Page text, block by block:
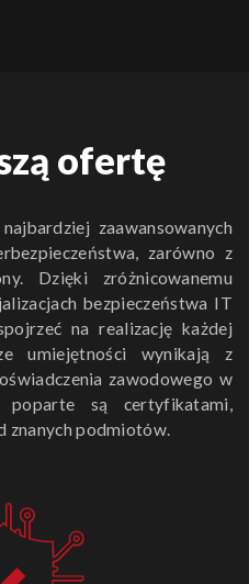
ofertę
zaawansowanych
zarówno z
Dzięki zróżnicowanemu
bezpieczeństwa IT
na realizację każdej
umiejętności wynikają z
zawodowego w
poparte są certyfikatami,
znanych podmiotów.